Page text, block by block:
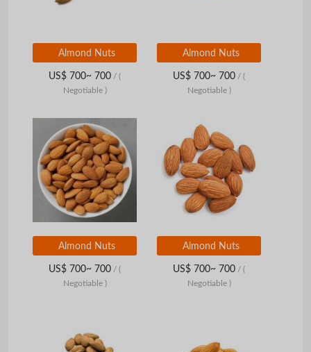
Almond Nuts
US$ 700~ 700 / (
Negotiable )
Almond Nuts
US$ 700~ 700 / (
Negotiable )
Almond Nuts
US$ 700~ 700 / (
Negotiable )
Almond Nuts
US$ 700~ 700 / (
Negotiable )